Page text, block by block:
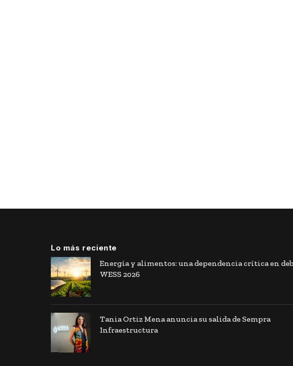
Lo más reciente
Energía y alimentos: una dependencia crítica en
WESS 2026
Tania Ortiz Mena anuncia su salida de Sempra
Infraestructura